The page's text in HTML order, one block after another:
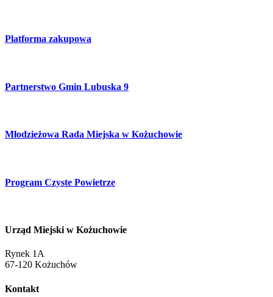
Platforma zakupowa
Partnerstwo Gmin Lubuska 9
Młodzieżowa Rada Miejska w Kożuchowie
Program Czyste Powietrze
Urząd Miejski w Kożuchowie
Rynek 1A
67-120 Kożuchów
Kontakt